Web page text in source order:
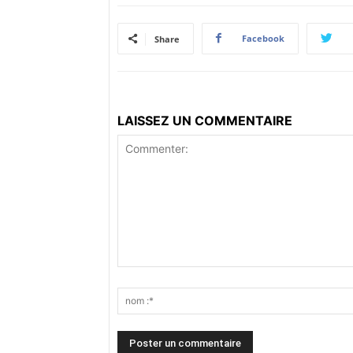
Share Facebook
LAISSEZ UN COMMENTAIRE